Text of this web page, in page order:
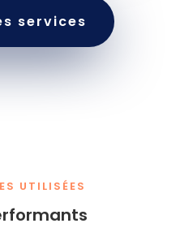
services
UTILISÉES